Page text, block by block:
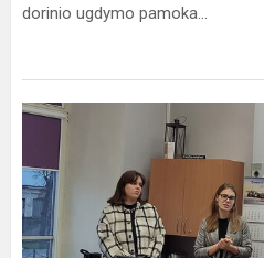
dorinio ugdymo pamoka...
#MEPA